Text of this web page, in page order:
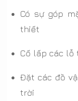
Có sự góp
thiết
Cố lấp các lỗ
Đặt các đồ
trời